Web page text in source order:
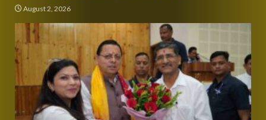
August 2, 2026